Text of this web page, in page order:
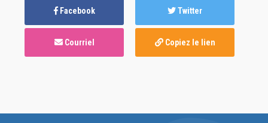
Facebook Twitter
Courriel Copiez le lien